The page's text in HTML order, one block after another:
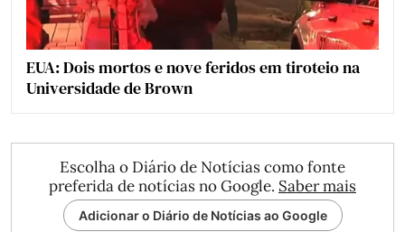
EUA: Dois mortos e nove feridos em tiroteio na
Universidade de Brown
Escolha o Diário de Notícias como fonte
preferida de notícias no Google. Saber mais
Adicionar o Diário de Notícias ao Google